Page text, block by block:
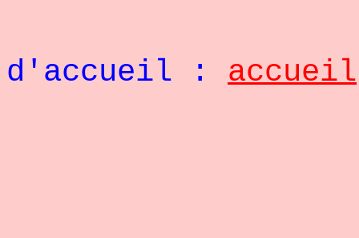
d'accueil : accueil